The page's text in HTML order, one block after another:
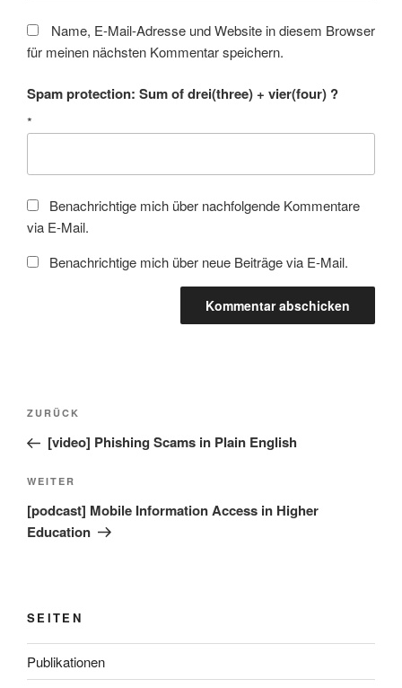
Name, E-Mail-Adresse und Website in diesem Browser
für meinen nächsten Kommentar speichern.
Spam protection: Sum of drei(three) + vier(four) ?
*
Benachrichtige mich über nachfolgende Kommentare
via E-Mail.
Benachrichtige mich über neue Beiträge via E-Mail.
Beitragsnavigation
Vorheriger
Beitrag
ZURÜCK
[video] Phishing Scams in Plain English
Nächster
Beitrag
WEITER
[podcast] Mobile Information Access in Higher
Education
SEITEN
Publikationen